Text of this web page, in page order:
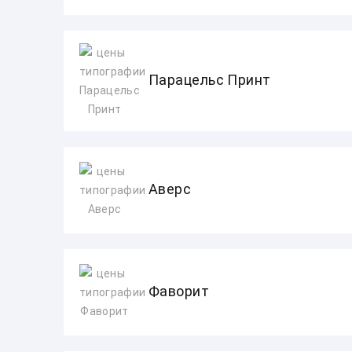
Парацельс Принт
Аверс
Фаворит